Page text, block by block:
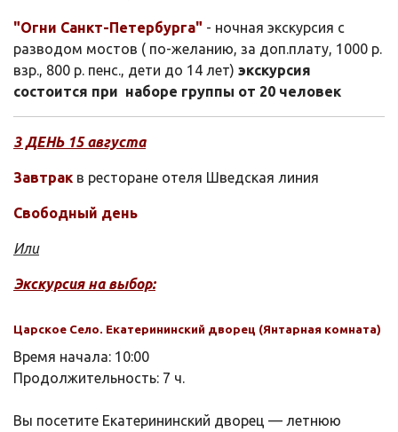
"Огни Санкт-Петербурга" - ночная экскурсия с
разводом мостов ( по-желанию, за доп.плату, 1000 р.
взр., 800 р. пенс., дети до 14 лет) экскурсия
состоится при наборе группы от 20 человек
3 ДЕНЬ 15 августа
Завтрак в ресторане отеля Шведская линия
Свободный день
Или
Экскурсия на выбор:
Царское Село. Екатерининский дворец (Янтарная комната)
Время начала: 10:00
Продолжительность: 7 ч.
Вы посетите Екатерининский дворец — летнюю